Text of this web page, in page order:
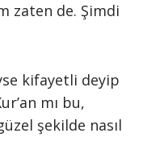
zaten de. Şimdi
kifayetli deyip
mı bu,
şekilde nasıl